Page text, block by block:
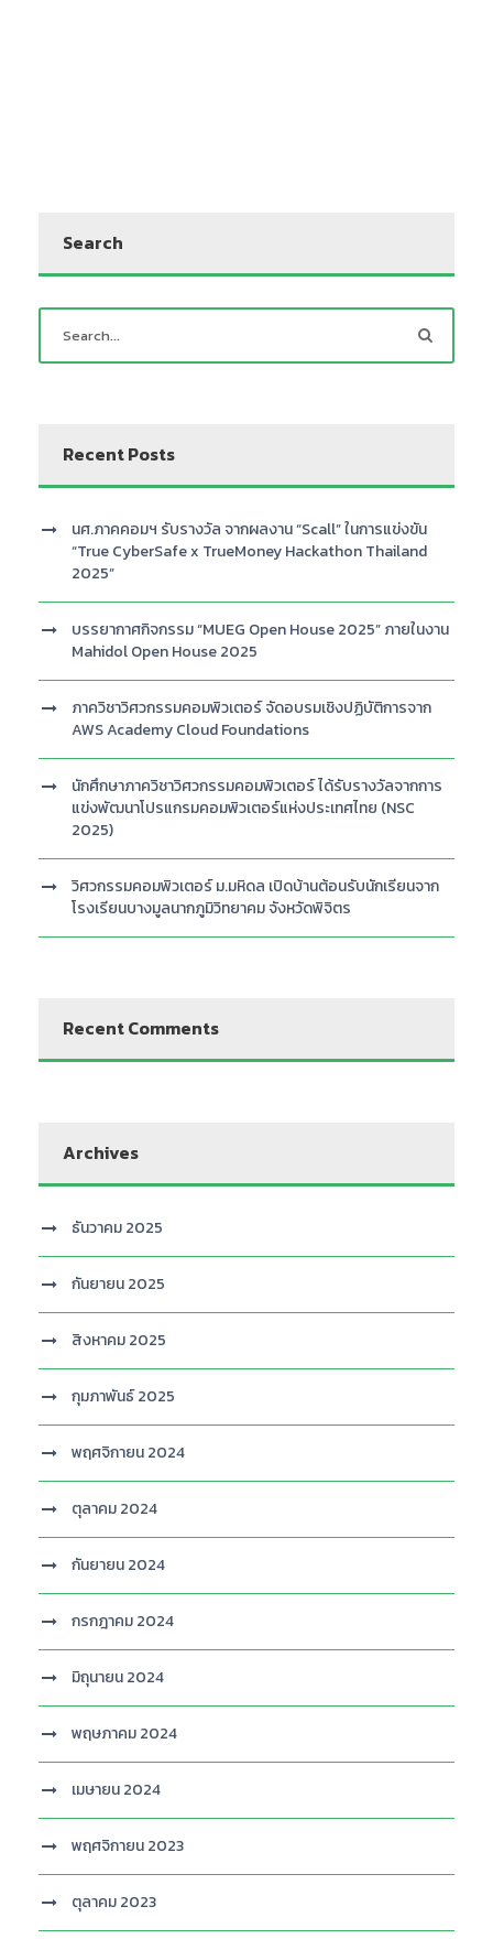
Search
Recent Posts
นศ.ภาคคอมฯ รับรางวัล จากผลงาน “Scall” ในการแข่งขัน
“True CyberSafe x TrueMoney Hackathon Thailand
2025”
บรรยากาศกิจกรรม “MUEG Open House 2025” ภายในงาน
Mahidol Open House 2025
ภาควิชาวิศวกรรมคอมพิวเตอร์ จัดอบรมเชิงปฏิบัติการจาก
AWS Academy Cloud Foundations
นักศึกษาภาควิชาวิศวกรรมคอมพิวเตอร์ ได้รับรางวัลจากการ
แข่งพัฒนาโปรแกรมคอมพิวเตอร์แห่งประเทศไทย (NSC
2025)
วิศวกรรมคอมพิวเตอร์ ม.มหิดล เปิดบ้านต้อนรับนักเรียนจาก
โรงเรียนบางมูลนากภูมิวิทยาคม จังหวัดพิจิตร
Recent Comments
Archives
ธันวาคม 2025
กันยายน 2025
สิงหาคม 2025
กุมภาพันธ์ 2025
พฤศจิกายน 2024
ตุลาคม 2024
กันยายน 2024
กรกฎาคม 2024
มิถุนายน 2024
พฤษภาคม 2024
เมษายน 2024
พฤศจิกายน 2023
ตุลาคม 2023